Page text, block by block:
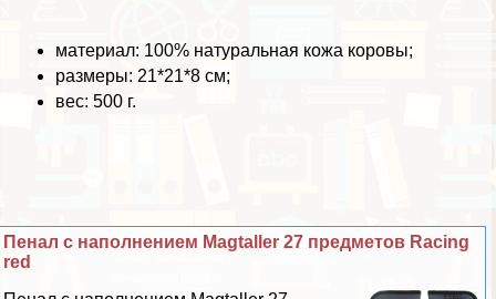
материал: 100% натуральная кожа коровы;
размеры: 21*21*8 см;
вес: 500 г.
Пенал с наполнением Magtaller 27 предметов Racing
red